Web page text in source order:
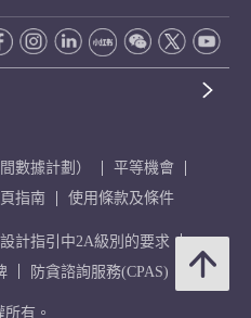
數據計劃）
平等機會
指南 使用條款及條件
計指引中2A級別的要求
防貪諮詢服務(CPAS)
有。